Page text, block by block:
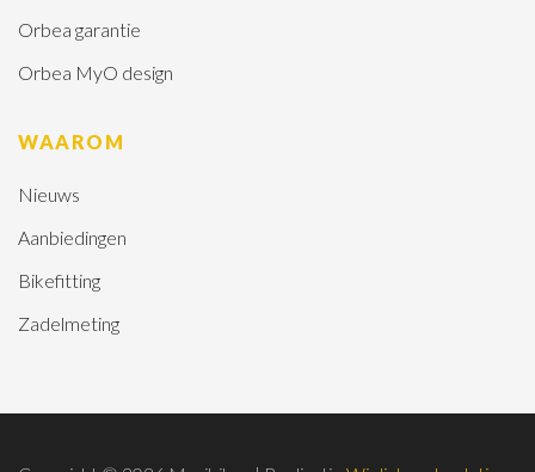
Orbea garantie
Orbea MyO design
WAAROM
Nieuws
Aanbiedingen
Bikefitting
Zadelmeting